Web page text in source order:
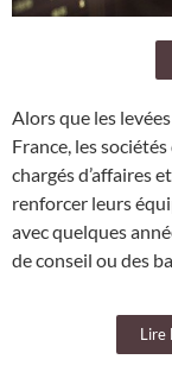
Alors que les
France, les
chargés d’affaires
renforcer leurs
avec quelques
de conseil ou des
Lire